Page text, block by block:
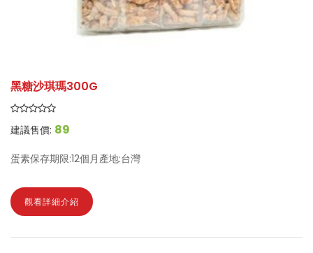
黑糖沙琪瑪300G
建議售價: 89
蛋素保存期限:12個月產地:台灣
觀看詳細介紹